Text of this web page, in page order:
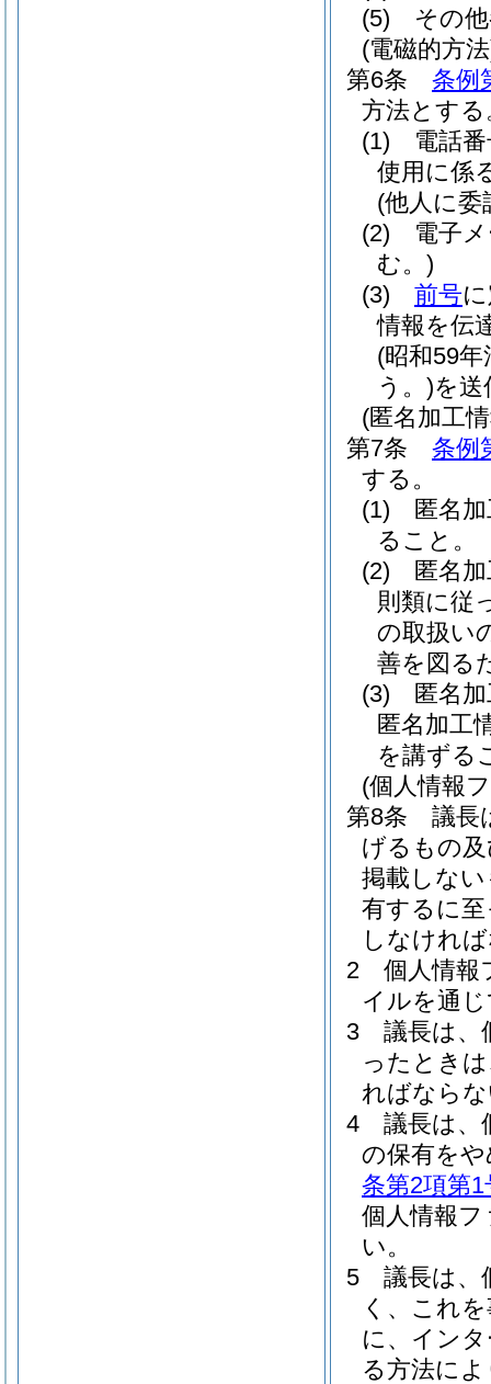
(5)
その
(電磁的方
第6条
条例
方法とする
(1)
電話
使用に係
(他人に委
(2)
電子
む。)
(3)
前号
情報を伝
(昭和59
う。)を送
(匿名加工
第7条
条例
する。
(1)
匿名
ること。
(2)
匿名
則類に従
の取扱い
善を図る
(3)
匿名
匿名加工
を講ずる
(個人情報
第8条
議長
げるもの
掲載しな
有するに
しなけれ
2
個人情報
イルを通
3
議長は、
ったとき
ればなら
4
議長は、
の保有を
条第2項第1
個人情報
い。
5
議長は、
く、これ
に、イン
る方法に